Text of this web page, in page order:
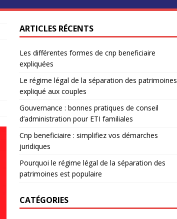
ARTICLES RÉCENTS
Les différentes formes de cnp beneficiaire
expliquées
Le régime légal de la séparation des patrimoines
expliqué aux couples
Gouvernance : bonnes pratiques de conseil
d’administration pour ETI familiales
Cnp beneficiaire : simplifiez vos démarches
juridiques
Pourquoi le régime légal de la séparation des
patrimoines est populaire
CATÉGORIES